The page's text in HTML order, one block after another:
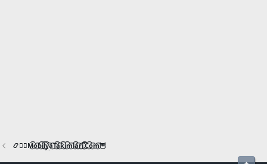
📿🧙‍♂️M͜͡o͜͡b͜͡i͜͡l͜͡y͜͡a͜͡T͜͡a͜͡k͜͡i͜͡m͜͡l͜͡a͜͡r͜͡i͜͡.͜͡C͜͡o͜͡m͜͡🦉